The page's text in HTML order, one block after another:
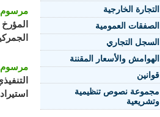
التجارة الخارجية
الصفقات العمومية
السجل التجاري
الهوامش والأسعار المقننة
قوانين
مجموعة نصوص تنظيمية
وتشريعية
مرسوم تنفيذي رقم 14-219
مرسوم تنفيذي رقم 13-141